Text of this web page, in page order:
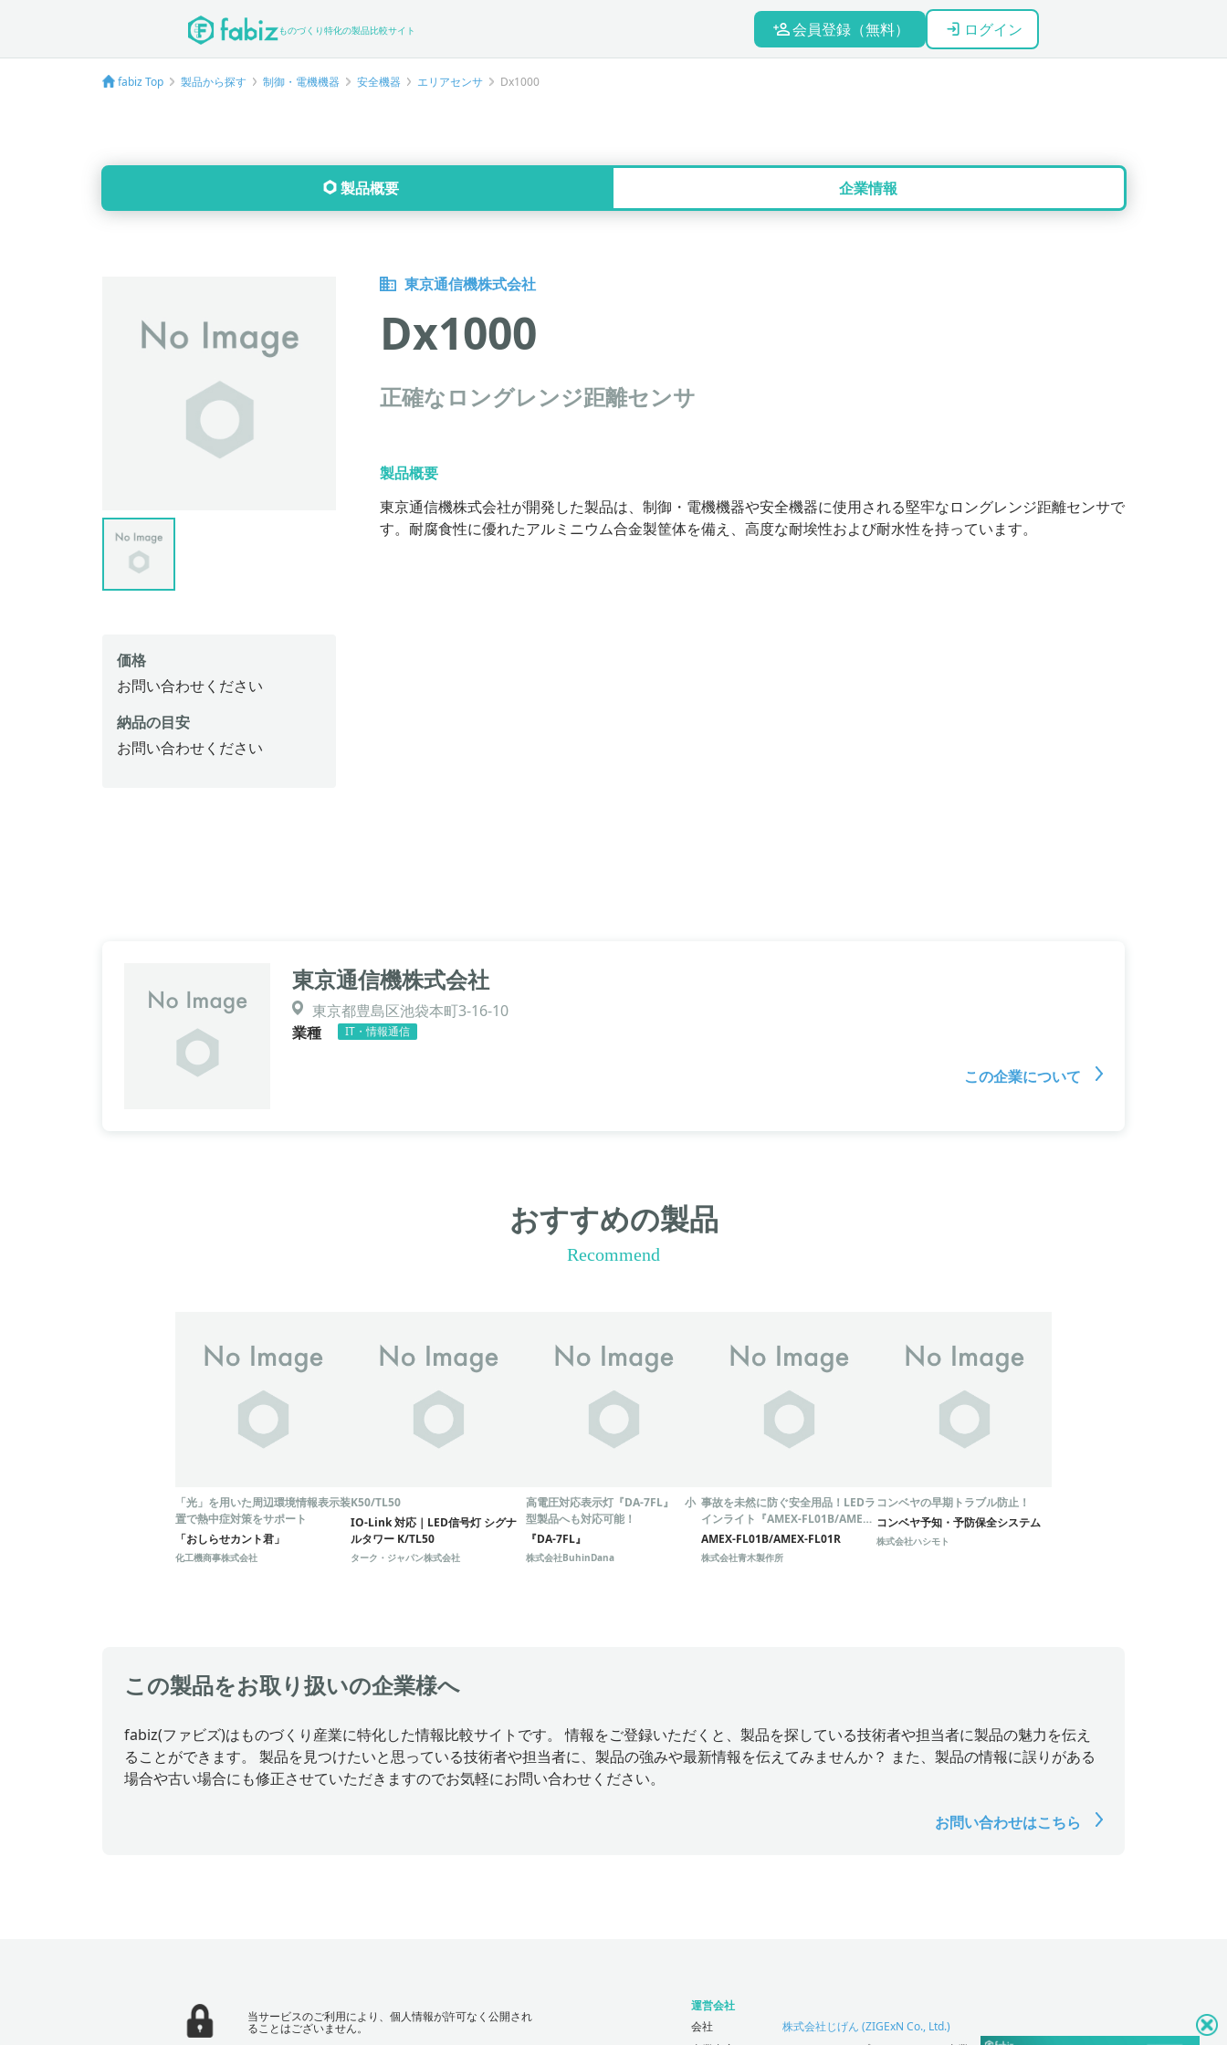
ものづくり特化の製品比較サイト 会員登録（無料） ログイン
fabiz Top 製品から探す 制御・電機機器 安全機器 エリアセンサ Dx1000
製品概要 企業情報
価格
お問い合わせください
納品の目安
お問い合わせください
東京通信機株式会社
Dx1000
正確なロングレンジ距離センサ
製品概要
東京通信機株式会社が開発した製品は、制御・電機機器や安全機器に使用される堅牢なロングレンジ距離センサで
す。耐腐食性に優れたアルミニウム合金製筐体を備え、高度な耐埃性および耐水性を持っています。
東京通信機株式会社
東京都豊島区池袋本町3-16-10
業種
IT・情報通信
この企業について
おすすめの製品
Recommend
「光」を用いた周辺環境情報表示装
置で熱中症対策をサポート
「おしらせカント君」
化工機商事株式会社
K50/TL50
IO-Link 対応｜LED信号灯 シグナ
ルタワー K/TL50
ターク・ジャパン株式会社
高電圧対応表示灯『DA-7FL』 小
型製品へも対応可能！
『DA-7FL』
株式会社BuhinDana
事故を未然に防ぐ安全用品！LEDラ
インライト『AMEX-FL01B/AMEX-
FL01R』
AMEX-FL01B/AMEX-FL01R
株式会社青木製作所
コンベヤの早期トラブル防止！
コンベヤ予知・予防保全システム
株式会社ハシモト
この製品をお取り扱いの企業様へ
fabiz(ファビズ)はものづくり産業に特化した情報比較サイトです。 情報をご登録いただくと、製品を探している技術者や担当者に製品の魅力を伝え
ることができます。 製品を見つけたいと思っている技術者や担当者に、製品の強みや最新情報を伝えてみませんか？ また、製品の情報に誤りがある
場合や古い場合にも修正させていただきますのでお気軽にお問い合わせください。
お問い合わせはこちら
当サービスのご利用により、個人情報が許可なく公開され
ることはございません。
運営会社
会社
株式会社じげん (ZIGExN Co., Ltd.)